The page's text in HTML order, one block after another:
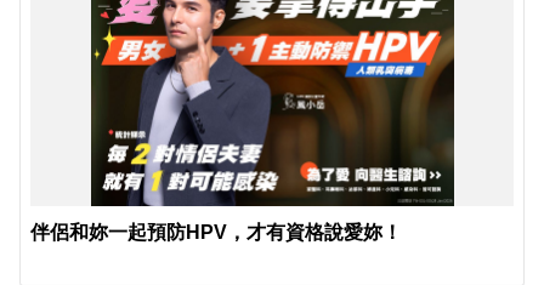
伴侶和妳一起預防HPV，才有資格說愛妳！